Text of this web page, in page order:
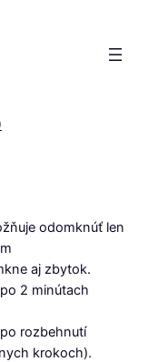
odomknúť len
aj zbytok.
2 minútach
rozbehnutí
krokoch).